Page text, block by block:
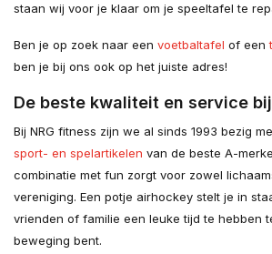
staan wij voor je klaar om je speeltafel te
Ben je op zoek naar een voetbaltafel of een
ben je bij ons ook op het juiste adres!
De beste kwaliteit en service bij
Bij NRG fitness zijn we al sinds 1993 bezig
sport- en spelartikelen van de beste A-
combinatie met fun zorgt voor zowel
vereniging. Een potje airhockey stelt je in
vrienden of familie een leuke tijd te hebben
beweging bent.